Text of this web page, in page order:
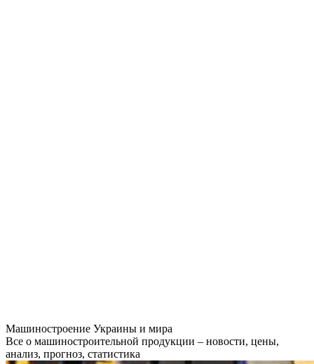
Перейти
к
содержанию
Машиностроение Украины и мира
Все о машиностроительной продукции – новости, цены,
анализ, прогноз, статистика